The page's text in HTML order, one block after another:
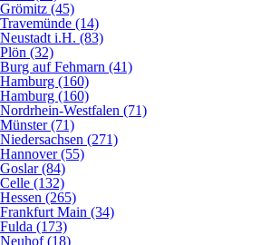
Grömitz (45)
Travemünde (14)
Neustadt i.H. (83)
Plön (32)
Burg auf Fehmarn (41)
Hamburg (160)
Hamburg (160)
Nordrhein-Westfalen (71)
Münster (71)
Niedersachsen (271)
Hannover (55)
Goslar (84)
Celle (132)
Hessen (265)
Frankfurt Main (34)
Fulda (173)
Neuhof (18)